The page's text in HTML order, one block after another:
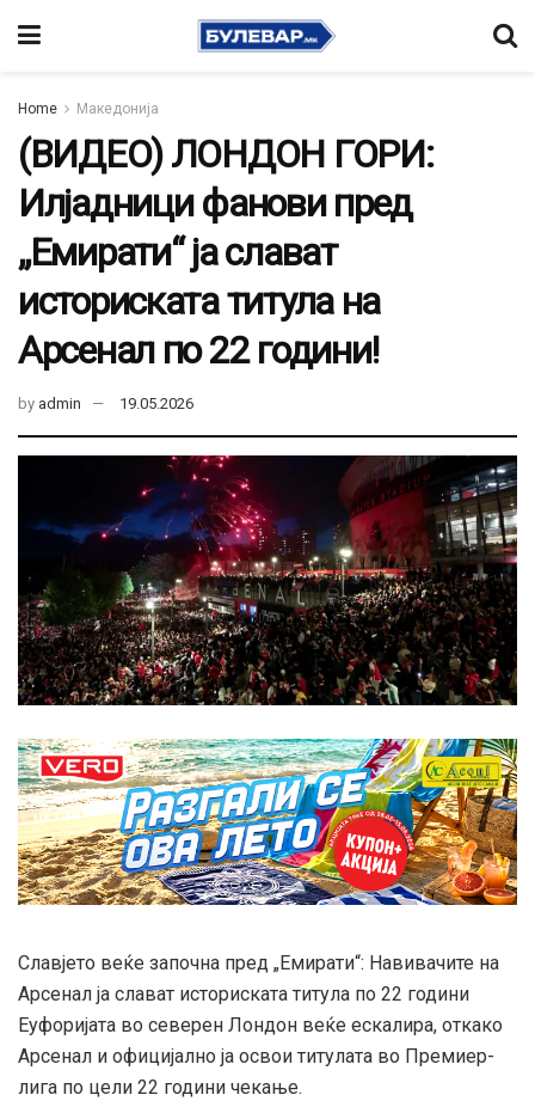
Home Македонија
(ВИДЕО) ЛОНДОН ГОРИ:
Илјадници фанови пред
„Емирати“ ја слават
историската титула на
Арсенал по 22 години!
by admin 19.05.2026
Славјето веќе започна пред „Емирати“: Навивачите на
Арсенал ја слават историската титула по 22 години
Еуфоријата во северен Лондон веќе ескалира, откако
Арсенал и официјално ја освои титулата во Премиер-
лига по цели 22 години чекање.